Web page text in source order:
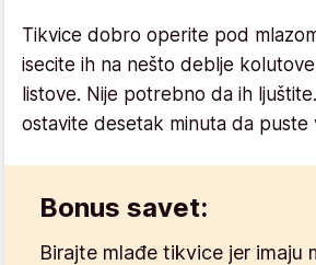
Tikvice dobro operite pod
isecite ih na nešto deblje
listove. Nije potrebno da ih
ostavite desetak minuta da puste
Bonus savet:
Birajte mlađe tikvice jer imaju